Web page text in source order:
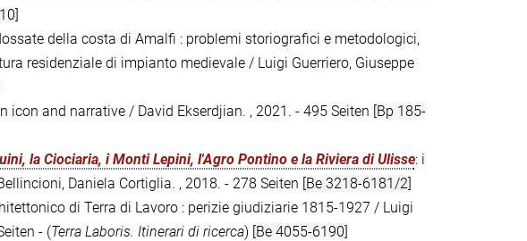
della costa di Amalfi : problemi storiografici e metodologici,
residenziale di impianto medievale / Luigi Guerriero, Giuseppe
icon and narrative / David Ekserdjian. , 2021. - 495 Seiten [Bp 185-
la Ciociaria, i Monti Lepini, l'Agro Pontino e la Riviera di Ulisse: i
Daniela Cortiglia. , 2018. - 278 Seiten [Be 3218-6181/2]
di Terra di Lavoro : perizie giudiziarie 1815-1927 / Luigi
- (Terra Laboris. Itinerari di ricerca) [Be 4055-6190]